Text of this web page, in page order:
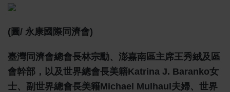
(圖/ 永康國際同濟會)
臺灣同濟會總會長林宗勳、澎嘉南區主席王秀絨及區
會幹部，以及世界總會長美籍Katrina J. Baranko女
士、副世界總會長美籍Michael Mulhaul夫婦、世界